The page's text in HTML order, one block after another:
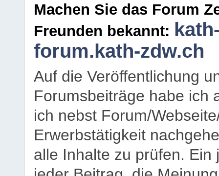
Machen Sie das Forum
Freunden bekannt:
forum.kath-zdw.ch
Auf die Veröffentlichung
Forumsbeiträge habe ich
ich nebst Forum/
Erwerbstätigkeit
alle Inhalte zu prüfen.